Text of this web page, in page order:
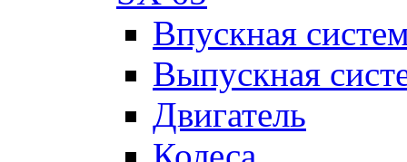
Впускная
Выпускная
Двигатель